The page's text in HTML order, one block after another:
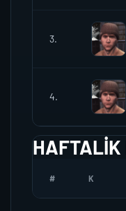
3.
4.
HAFTALIK
# K